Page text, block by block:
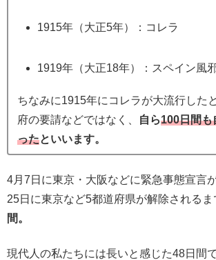
1915年（大正5年）：コレラ
1919年（大正18年）：スペイン風
ちなみに1915年にコレラが大流行した
府の要請などではなく、
自ら100日間も
ったといいます。
4月7日に東京・大阪などに緊急事態宣言
25日に東京など5都道府県が解除されるま
間。
現代人の私たちには長いと感じた48日間で